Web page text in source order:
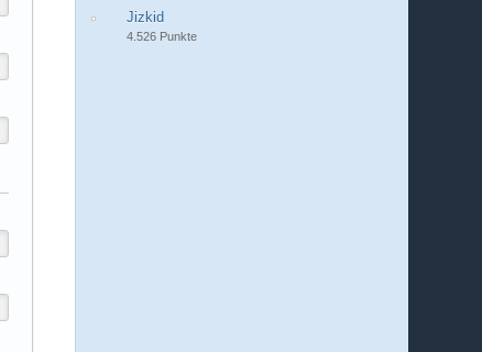
Jizkid
4.526 Punkte